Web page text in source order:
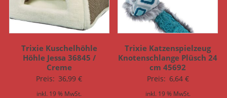
Trixie Kuschelhöhle
Höhle Jessa 36845 /
Creme
Preis: 36,99€
inkl. 19 % MwSt.
Trixie Katzenspielzeug
Knotenschlange Plüsch 24
cm 45692
Preis: 6,64 €
inkl. 19 % MwSt.